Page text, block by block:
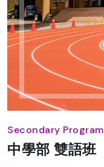
Secondary Program
中學部 雙語班